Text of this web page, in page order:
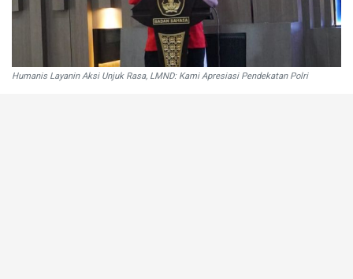
Humanis Layanin Aksi Unjuk Rasa, LMND: Kami Apresiasi Pendekatan Polri